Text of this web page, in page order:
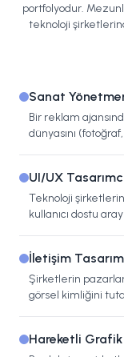
portfolyodur.
teknoloji
Sanat
Bir reklam
dünyasını
UI/UX
Teknoloji
kullanıcı dostu
İletişim
Şirketlerin
görsel kimliğini
Hareketli Grafik